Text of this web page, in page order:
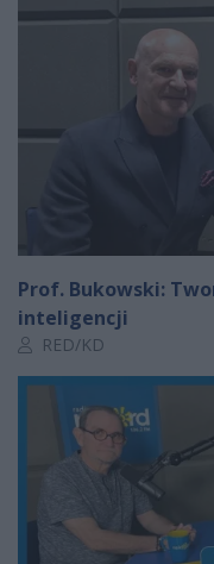
Prof. Bukowski:
inteligencji
Autor artykułu:
RED/KD